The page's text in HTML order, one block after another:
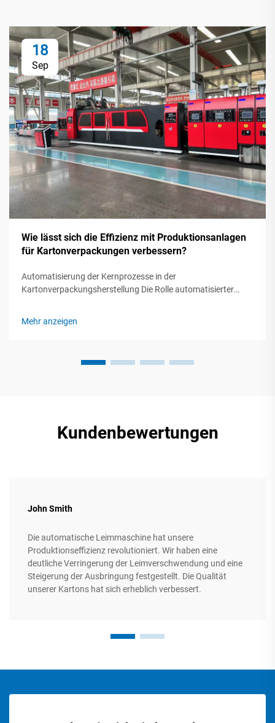
18
Sep
Wie lässt sich die Effizienz mit Produktionsanlagen
für Kartonverpackungen verbessern?
Automatisierung der Kernprozesse in der
Kartonverpackungsherstellung Die Rolle automatisierter
Produktion Das Fundament einer effizienten
Kartonverpackungsherstellung bilden automatisierte
Mehr anzeigen
Kundenbewertungen
John Smith
Die automatische Leimmaschine hat unsere
Produktionseffizienz revolutioniert. Wir haben eine
deutliche Verringerung der Leimverschwendung und eine
Steigerung der Ausbringung festgestellt. Die Qualität
unserer Kartons hat sich erheblich verbessert.